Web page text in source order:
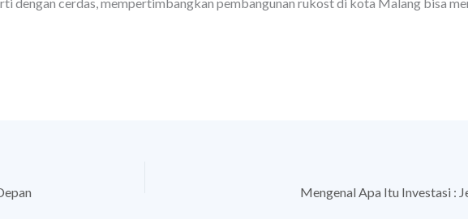
dengan cerdas, mempertimbangkan pembangunan rukost di kota Malang bisa
Mengenal Apa Itu Investasi :